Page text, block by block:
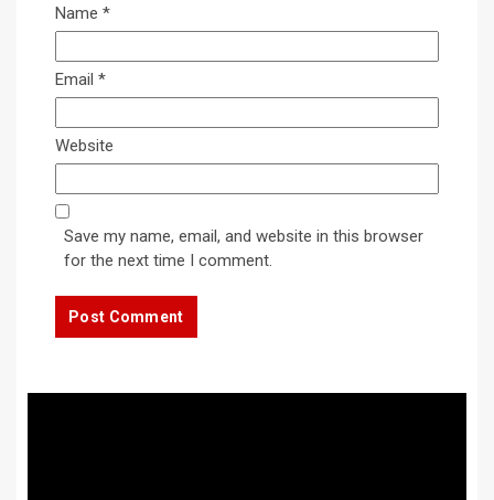
Name *
Email *
Website
Save my name, email, and website in this browser
for the next time I comment.